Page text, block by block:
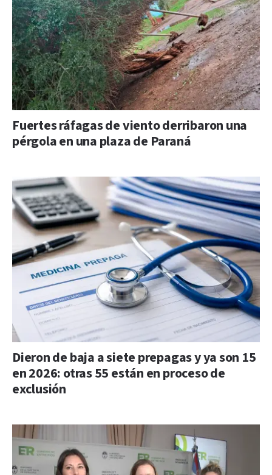
Fuertes ráfagas de viento derribaron una
pérgola en una plaza de Paraná
Dieron de baja a siete prepagas y ya son 15
en 2026: otras 55 están en proceso de
exclusión